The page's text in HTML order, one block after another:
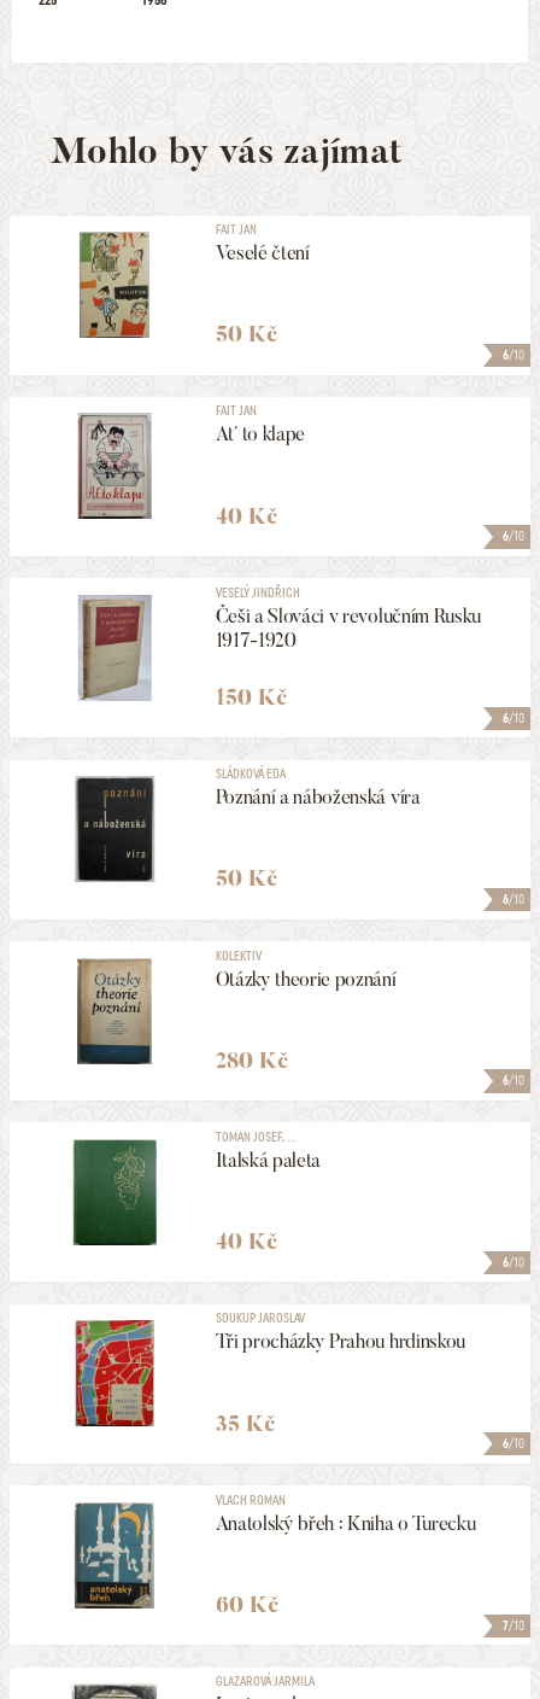
Mohlo by vás zajímat
6/10
FAIT JAN
Veselé čtení
50 Kč
6/10
FAIT JAN
Ať to klape
40 Kč
6/10
VESELÝ JINDŘICH
Češi a Slováci v revolučním Rusku
1917-1920
150 Kč
6/10
SLÁDKOVÁ EDA
Poznání a náboženská víra
50 Kč
6/10
KOLEKTIV
Otázky theorie poznání
280 Kč
6/10
TOMAN JOSEF, ...
Italská paleta
40 Kč
6/10
SOUKUP JAROSLAV
Tři procházky Prahou hrdinskou
35 Kč
7/10
VLACH ROMAN
Anatolský břeh : Kniha o Turecku
60 Kč
GLAZAROVÁ JARMILA